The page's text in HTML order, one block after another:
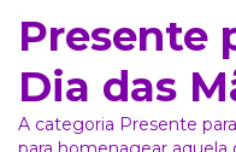
Presente
Dia das
A categoria Presente